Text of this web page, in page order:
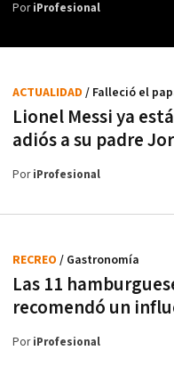
PoriProfesional
Lionel Messi ya
adiós a su padre
ACTUALIDAD / Falleció el
PoriProfesional
Las 11
recomendó un
RECREO / Gastronomía
PoriProfesional